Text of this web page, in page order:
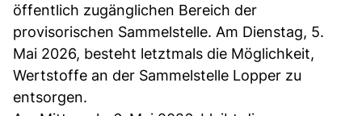
öffentlich zugänglichen Bereich der
provisorischen Sammelstelle. Am Dienstag, 5.
Mai 2026, besteht letztmals die Möglichkeit,
Wertstoffe an der Sammelstelle Lopper zu
entsorgen.